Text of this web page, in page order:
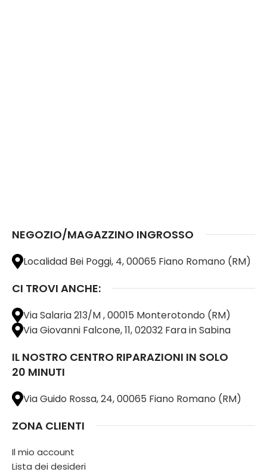
NEGOZIO/MAGAZZINO INGROSSO
Localidad Bei Poggi, 4, 00065 Fiano Romano (RM)
CI TROVI ANCHE:
Via Salaria 213/M , 00015 Monterotondo (RM)
Via Giovanni Falcone, 11, 02032 Fara in Sabina
IL NOSTRO CENTRO RIPARAZIONI IN SOLO
20 MINUTI
Via Guido Rossa, 24, 00065 Fiano Romano (RM)
ZONA CLIENTI
Il mio account
Lista dei desideri